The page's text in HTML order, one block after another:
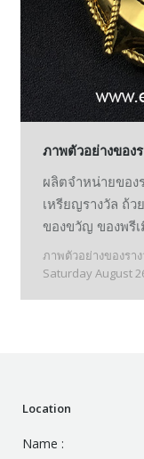
ภาพตัวอย่างของ
ผลิตจำหน่ายของ
เหรียญรางวัล ถ้ว
ของขวัญ ของพรี
ภาพตัวอย่างของรา
Saturday August
Location
Name :